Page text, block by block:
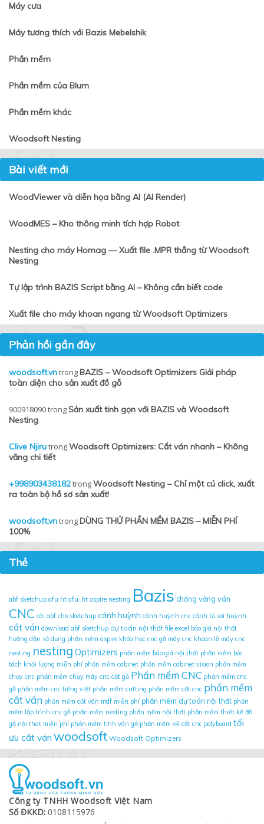
Máy cưa
Máy tương thích với Bazis Mebelshik
Phần mềm
Phần mềm của Blum
Phần mềm khác
Woodsoft Nesting
Bài viết mới
WoodViewer và diễn họa bằng AI (AI Render)
WoodMES – Kho thông minh tích hợp Robot
Nesting cho máy Homag — Xuất file .MPR thẳng từ Woodsoft
Nesting
Tự lập trình BAZIS Script bằng AI – Không cần biết code
Xuất file cho máy khoan ngang từ Woodsoft Optimizers
Phản hồi gần đây
woodsoft.vntrongBAZIS – Woodsoft Optimizers Giải pháp
toàn diện cho sản xuất đồ gỗ
900918090trongSản xuất tinh gọn với BAZIS và Woodsoft
Nesting
Clive NjirutrongWoodsoft Optimizers: Cắt ván nhanh – Không
văng chi tiết
+998903438182trongWoodsoft Nesting – Chỉ một cú click, xuất
ra toàn bộ hồ sơ sản xuất!
woodsoft.vntrongDÙNG THỬ PHẦN MỀM BAZIS – MIỄN PHÍ
100%
Thẻ
abf sketchup afu ht afu_ht aspire nesting Bazis chống văng ván
CNC cài abf cho sketchup cánh huỳnh cánh huỳnh cnc cánh tủ soi huỳnh
cắt ván download abf sketchup dự toán nội thất file excel báo giá nội thất
hướng dẫn sử dụng phần mềm aspire khóa học cnc gỗ máy cnc khoan lỗ máy cnc
nesting nesting Optimizers phần mềm báo giá nội thất phần mềm bóc
tách khối lượng miễn phí phần mềm cabinet phần mềm cabinet vision phần mềm
chạy cnc phần mềm chạy máy cnc cắt gỗ Phần mềm CNC phần mềm cnc
gỗ phần mềm cnc tiếng việt phần mềm cutting phần mềm cắt cnc phần mềm
cắt ván phần mềm cắt ván mdf miễn phí phần mềm dự toán nội thất phần
mềm lập trình cnc gỗ phần mềm nesting phần mềm nội thất phần mềm thiết kế đồ
gỗ nội that miễn phí phần mềm tính ván gỗ phần mềm vẽ cắt cnc polyboard tối
ưu cắt ván woodsoft Woodsoft Optimizers
Công ty TNHH Woodsoft Việt Nam
Số ĐKKD: 0108115976